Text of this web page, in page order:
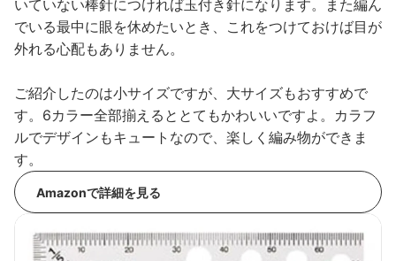
いていない棒針につければ玉付き針になります。また編ん
でいる最中に眼を休めたいとき、これをつけておけば目が
外れる心配もありません。
ご紹介したのは小サイズですが、大サイズもおすすめで
す。6カラー全部揃えるととてもかわいいですよ。カラフ
ルでデザインもキュートなので、楽しく編み物ができま
す。
Amazonで詳細を見る